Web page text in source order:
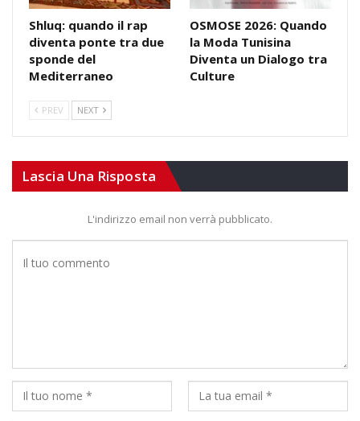
Shluq: quando il rap
diventa ponte tra due
sponde del
Mediterraneo
OSMOSE 2026: Quando
la Moda Tunisina
Diventa un Dialogo tra
Culture
PREV NEXT
Lascia Una Risposta
L'indirizzo email non verrà pubblicato.